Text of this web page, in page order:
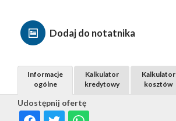
Dodaj do notatnika
Udostępnij ofertę
Informacje
ogólne
Kalkulator
kredytowy
Kalkulator
kosztów